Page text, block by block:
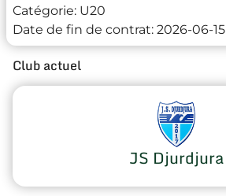
Catégorie: U20
Date de fin de contrat: 2026-06-15
Club actuel
JS Djurdjura